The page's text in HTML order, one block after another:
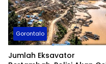
Gorontalo
Jumlah Eksavator